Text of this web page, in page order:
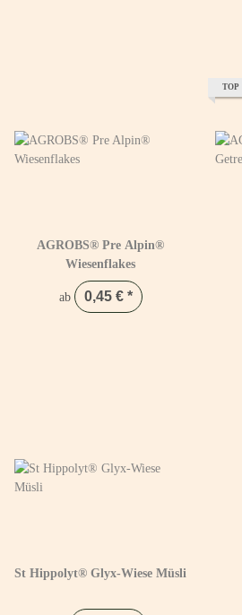
AGROBS® Pre Alpin®
Wiesenflakes
ab 0,45 € *
TOP
St Hippolyt® Glyx-Wiese Müsli